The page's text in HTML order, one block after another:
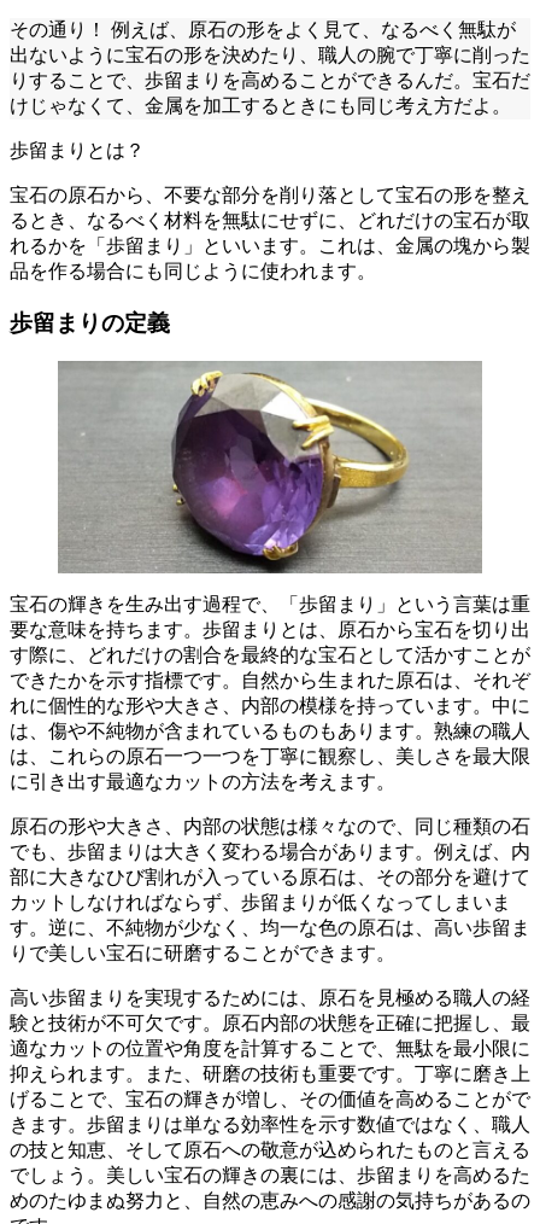
その通り！ 例えば、原石の形をよく見て、なるべく無駄が
出ないように宝石の形を決めたり、職人の腕で丁寧に削った
りすることで、歩留まりを高めることができるんだ。宝石だ
けじゃなくて、金属を加工するときにも同じ考え方だよ。
歩留まりとは？
宝石の原石から、不要な部分を削り落として宝石の形を整え
るとき、なるべく材料を無駄にせずに、どれだけの宝石が取
れるかを「歩留まり」といいます。これは、金属の塊から製
品を作る場合にも同じように使われます。
歩留まりの定義
宝石の輝きを生み出す過程で、「歩留まり」という言葉は重
要な意味を持ちます。 歩留まりとは、原石から宝石を切り出
す際に、どれだけの割合を最終的な宝石として活かすことが
できたかを示す指標です。自然から生まれた原石は、それぞ
れに個性的な形や大きさ、内部の模様を持っています。中に
は、傷や不純物が含まれているものもあります。熟練の職人
は、これらの原石一つ一つを丁寧に観察し、 美しさを最大限
に引き出す最適なカットの方法を考えます。
原石の形や大きさ、内部の状態は様々なので、同じ種類の石
でも、歩留まりは大きく変わる場合があります。例えば、内
部に大きなひび割れが入っている原石は、その部分を避けて
カットしなければならず、歩留まりが低くなってしまいま
す。逆に、 不純物が少なく、均一な色の原石は、高い歩留ま
りで美しい宝石に研磨することができます。
高い歩留まりを実現するためには、 原石を見極める職人の経
験と技術が不可欠です。原石内部の状態を正確に把握し、最
適なカットの位置や角度を計算することで、無駄を最小限に
抑えられます。また、研磨の技術も重要です。丁寧に磨き上
げることで、宝石の輝きが増し、その価値を高めることがで
きます。歩留まりは単なる効率性を示す数値ではなく、 職人
の技と知恵、そして原石への敬意が込められたものと言える
でしょう。美しい宝石の輝きの裏には、歩留まりを高めるた
めのたゆまぬ努力と、自然の恵みへの感謝の気持ちがあるの